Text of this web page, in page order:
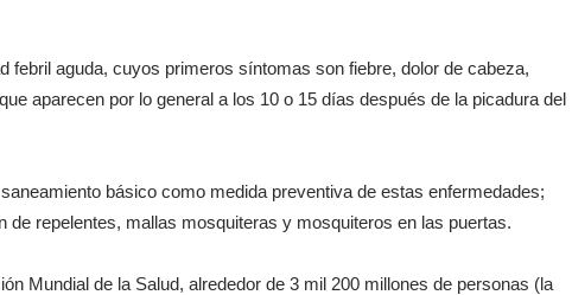
febril aguda, cuyos primeros síntomas son fiebre, dolor de cabeza,
aparecen por lo general a los 10 o 15 días después de la picadura del
básico como medida preventiva de estas enfermedades;
de repelentes, mallas mosquiteras y mosquiteros en las puertas.
Mundial de la Salud, alrededor de 3 mil 200 millones de personas (la